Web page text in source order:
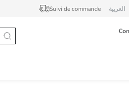
Suivi de commande العربية